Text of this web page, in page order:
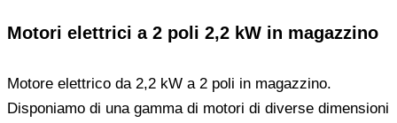
Motori elettrici a 2 poli 2,2 kW in magazzino
Motore elettrico da 2,2 kW a 2 poli in magazzino.
Disponiamo di una gamma di motori di diverse dimensioni